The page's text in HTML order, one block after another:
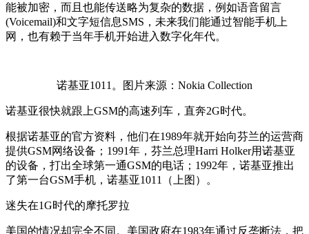
能被加密，而且也能传送略为复杂的数据，例如语音留言
(Voicemail)和文字短信息SMS，未来我们能通过智能手机上
网，也有赖于当年手机开始进入数字化年代。
诺基亚1011。图片来源：Nokia Collection
诺基亚很快就跟上GSM的高速列车，直奔2G时代。
根据诺基亚的官方资料，他们在1989年就开始向芬兰的运营商
提供GSM网络设备；1991年，芬兰总理Harri Holker用诺基亚
的设备，打出全球第一通GSM的电话；1992年，诺基亚推出
了第一台GSM手机，诺基亚1011（上图）。
迷失在1G时代的摩托罗拉
美国的情况却完全不同。美国政府在1983年通过反垄断法，把